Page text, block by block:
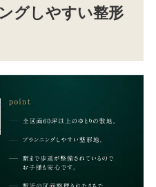
グしやすい整形